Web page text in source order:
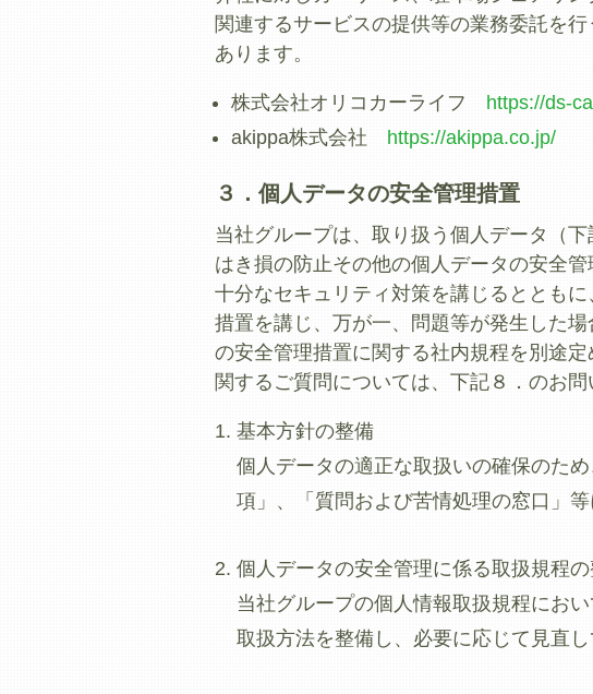
関連するサービスの提供等の業務委託を
あります。
株式会社オリコカーライフ https://ds-
akippa株式会社 https://akippa.co.jp/
３．個人データの安全管理措置
当社グループは、取り扱う個人データ（
はき損の防止その他の個人データの安全
十分なセキュリティ対策を講じるととも
措置を講じ、万が一、問題等が発生した
の安全管理措置に関する社内規程を別途
関するご質問については、下記８．のお
基本方針の整備
個人データの適正な取扱いの確保のた
項」、「質問および苦情処理の窓口」
個人データの安全管理に係る取扱規程
当社グループの個人情報取扱規程にお
取扱方法を整備し、必要に応じて見直し